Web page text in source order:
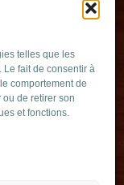
telles que les
Le fait de consentir à
comportement de
de retirer son
et fonctions.